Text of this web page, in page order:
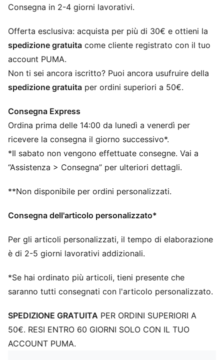
Circonferenza: 57 cm
Logo PUMA ricamato sul lato
Esclusivi dettagli PUMA
Consegna in 2-4 giorni lavorativi.
Offerta esclusiva: acquista per più di 30€ e ottieni la
spedizione gratuita come cliente registrato con il tuo
account PUMA.
Non ti sei ancora iscritto? Puoi ancora usufruire della
spedizione gratuita per ordini superiori a 50€.
Consegna Express
Ordina prima delle 14:00 da lunedì a venerdì per
ricevere la consegna il giorno successivo*.
*Il sabato non vengono effettuate consegne. Vai a
“Assistenza > Consegna” per ulteriori dettagli.
**Non disponibile per ordini personalizzati.
Consegna dell'articolo personalizzato*
Per gli articoli personalizzati, il tempo di elaborazione
è di 2-5 giorni lavorativi addizionali.
*Se hai ordinato più articoli, tieni presente che
saranno tutti consegnati con l'articolo personalizzato.
SPEDIZIONE GRATUITA PER ORDINI SUPERIORI A
50€. RESI ENTRO 60 GIORNI SOLO CON IL TUO
ACCOUNT PUMA.